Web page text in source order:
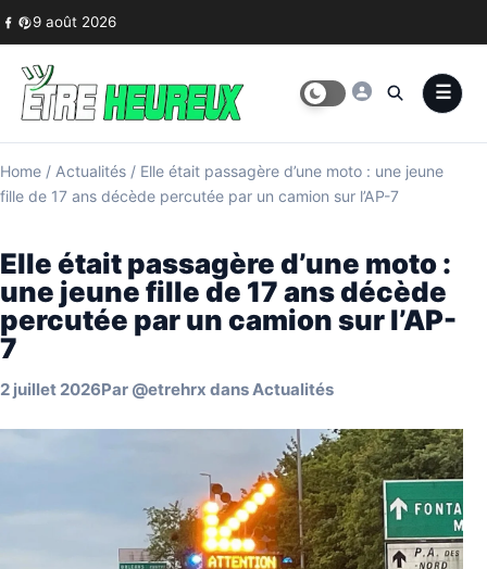
Skip to content
9 août 2026
Home / Actualités / Elle était passagère d’une moto : une jeune
fille de 17 ans décède percutée par un camion sur l’AP-7
Elle était passagère d’une moto :
une jeune fille de 17 ans décède
percutée par un camion sur l’AP-
7
2 juillet 2026Par @etrehrx dansActualités